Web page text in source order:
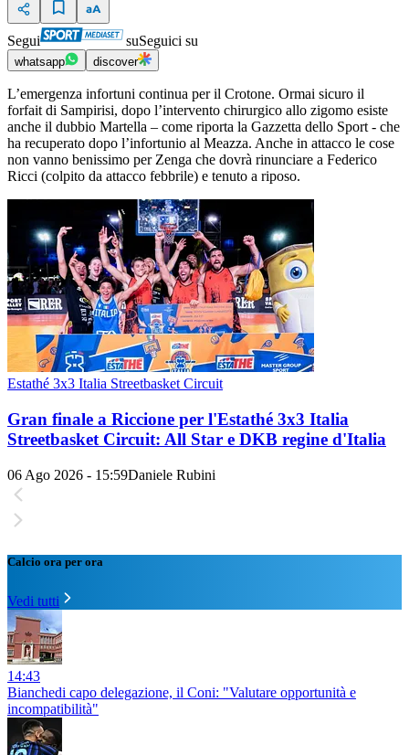
Segui suSeguici su
whatsapp discover
L’emergenza infortuni continua per il Crotone. Ormai sicuro il
forfait di Sampirisi, dopo l’intervento chirurgico allo zigomo esiste
anche il dubbio Martella – come riporta la Gazzetta dello Sport - che
ha recuperato dopo l’infortunio al Meazza. Anche in attacco le cose
non vanno benissimo per Zenga che dovrà rinunciare a Federico
Ricci (colpito da attacco febbrile) e tenuto a riposo.
Estathé 3x3 Italia Streetbasket Circuit
Gran finale a Riccione per l'Estathé 3x3 Italia
Streetbasket Circuit: All Star e DKB regine d'Italia
06 Ago 2026 - 15:59Daniele Rubini
Calcio ora per ora
Vedi tutti
14:43
Bianchedi capo delegazione, il Coni: "Valutare opportunità e
incompatibilità"